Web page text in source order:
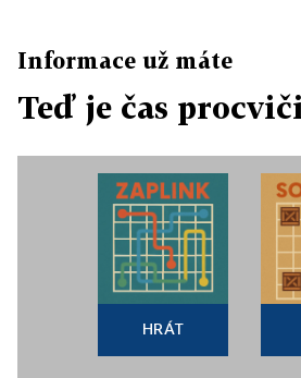
Informace už máte
Teď je čas
HRÁT